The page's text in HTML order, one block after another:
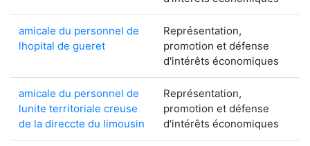
amicale du personnel de
lhopital de gueret
Représentation,
promotion et défense
d'intérêts économiques
amicale du personnel de
lunite territoriale creuse
de la direccte du limousin
Représentation,
promotion et défense
d'intérêts économiques